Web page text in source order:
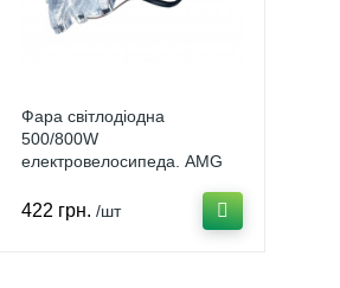
Фара світлодіодна
500/800W
електровелосипеда. AMG
422 грн. /шт